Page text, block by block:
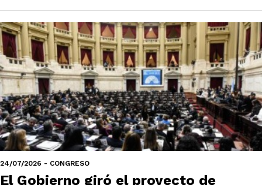
24/07/2026 - CONGRESO
El Gobierno giró el proyecto de